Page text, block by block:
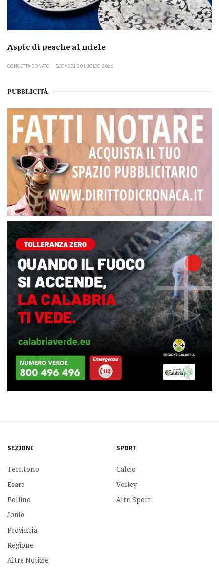
Aspic di pesche al miele
CONCETTA DONATO GIOVEDÌ 30 LUGLIO 2026
PUBBLICITÀ
SEZIONI
Territorio
Esaro
Pollino
Jonio
Provincia
Regione
Altre Notizie
SPORT
Calcio
Volley
Altri Sport